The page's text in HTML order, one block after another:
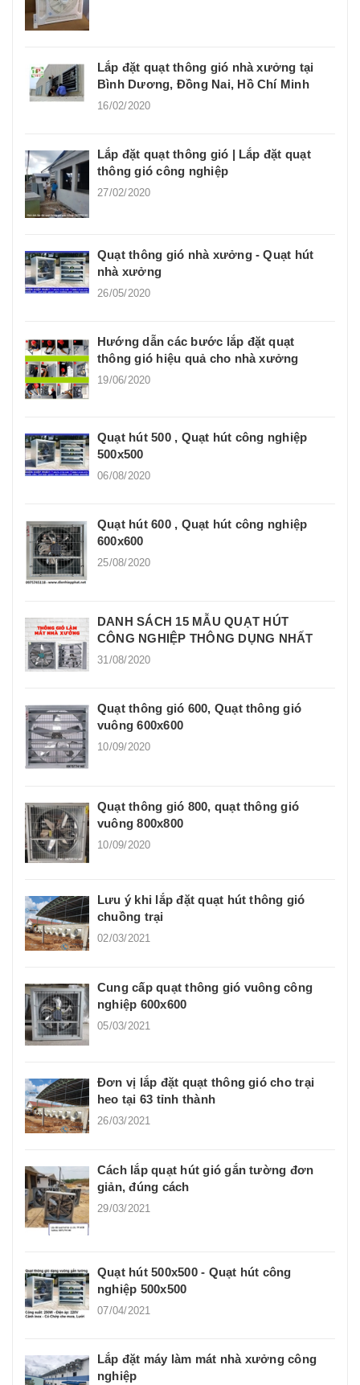
Lắp đặt quạt thông gió nhà xưởng tại
Bình Dương, Đồng Nai, Hồ Chí Minh
16/02/2020
Lắp đặt quạt thông gió | Lắp đặt quạt
thông gió công nghiệp
27/02/2020
Quạt thông gió nhà xưởng - Quạt hút
nhà xưởng
26/05/2020
Hướng dẫn các bước lắp đặt quạt
thông gió hiệu quả cho nhà xưởng
19/06/2020
Quạt hút 500 , Quạt hút công nghiệp
500x500
06/08/2020
Quạt hút 600 , Quạt hút công nghiệp
600x600
25/08/2020
DANH SÁCH 15 MẪU QUẠT HÚT
CÔNG NGHIỆP THÔNG DỤNG NHẤT
31/08/2020
Quạt thông gió 600, Quạt thông gió
vuông 600x600
10/09/2020
Quạt thông gió 800, quạt thông gió
vuông 800x800
10/09/2020
Lưu ý khi lắp đặt quạt hút thông gió
chuồng trại
02/03/2021
Cung cấp quạt thông gió vuông công
nghiệp 600x600
05/03/2021
Đơn vị lắp đặt quạt thông gió cho trại
heo tại 63 tỉnh thành
26/03/2021
Cách lắp quạt hút gió gắn tường đơn
giản, đúng cách
29/03/2021
Quạt hút 500x500 - Quạt hút công
nghiệp 500x500
07/04/2021
Lắp đặt máy làm mát nhà xưởng công
nghiệp